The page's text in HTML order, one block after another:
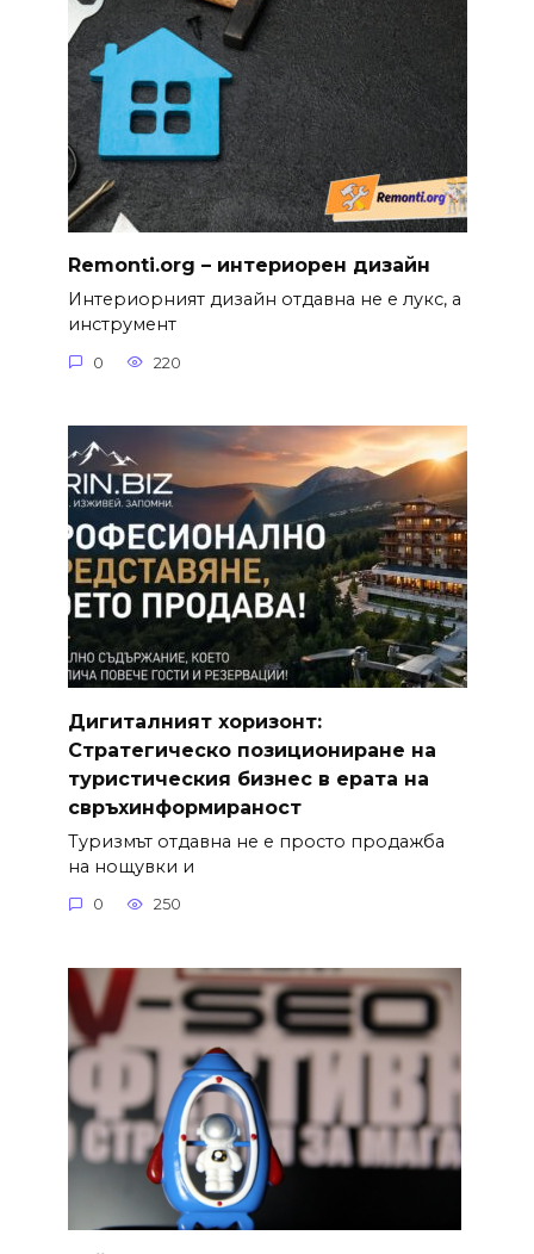
Remonti.org – интериорен дизайн
Интериорният дизайн отдавна не е лукс, а
инструмент
0 220
Дигиталният хоризонт:
Стратегическо позициониране на
туристическия бизнес в ерата на
свръхинформираност
Туризмът отдавна не е просто продажба
на нощувки и
0 250